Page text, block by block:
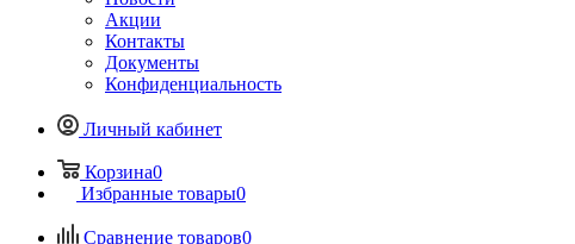
Акции
Контакты
Документы
Конфиденциальность
Личный кабинет
Корзина0
Избранные товары0
Сравнение товаров0